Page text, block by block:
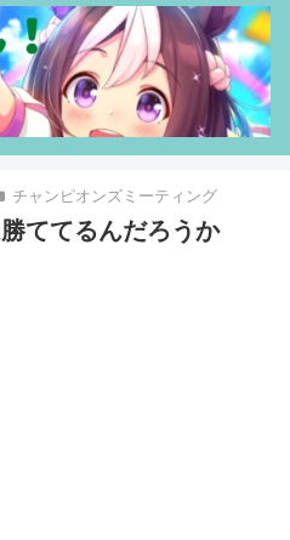
チャンピオンズミーティング
ててるんだろうか